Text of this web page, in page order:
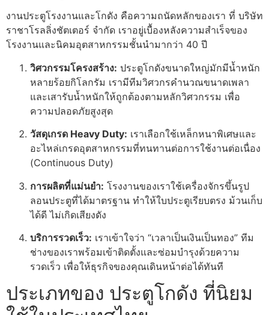
งานประตูโรงงานและโกดัง คือความถนัดหลักของเรา ที่ บริษัท
ราชาโรลลิ่งชัตเตอร์ จำกัด เราอยู่เบื้องหลังความสำเร็จของ
โรงงานและนิคมอุตสาหกรรมชั้นนำมากว่า 40 ปี
วิศวกรรมโครงสร้าง: ประตูโกดังขนาดใหญ่มักมีน้ำหนัก
หลายร้อยกิโลกรัม เรามีทีมวิศวกรคำนวณขนาดเพลา
และเสารับน้ำหนักให้ถูกต้องตามหลักวิศวกรรม เพื่อ
ความปลอดภัยสูงสุด
วัสดุเกรด Heavy Duty: เราเลือกใช้เหล็กหนาพิเศษและ
อะไหล่เกรดอุตสาหกรรมที่ทนทานต่อการใช้งานต่อเนื่อง
(Continuous Duty)
การผลิตที่แม่นยำ: โรงงานของเราใช้เครื่องจักรขึ้นรูป
ลอนประตูที่ได้มาตรฐาน ทำให้ใบประตูเรียบตรง ม้วนเก็บ
ได้ดี ไม่เกิดเสียงดัง
บริการรวดเร็ว: เราเข้าใจว่า “เวลาเป็นเงินเป็นทอง” ทีม
ช่างของเราพร้อมเข้าติดตั้งและซ่อมบำรุงด้วยความ
รวดเร็ว เพื่อให้ธุรกิจของคุณเดินหน้าต่อได้ทันที
ประเภทของ ประตูโกดัง ที่นิยม